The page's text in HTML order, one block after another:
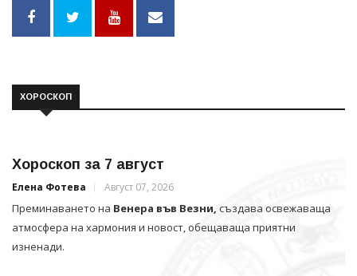
ХОРОСКОП
Хороскоп за 7 август
Елена Фотева Август 07, 2026
Преминаването на Венера във Везни, създава освежаваща
атмосфера на хармония и новост, обещаваща приятни
изненади.